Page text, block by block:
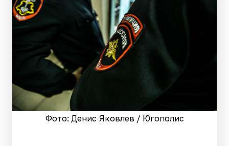
Фото: Денис Яковлев / Югополис